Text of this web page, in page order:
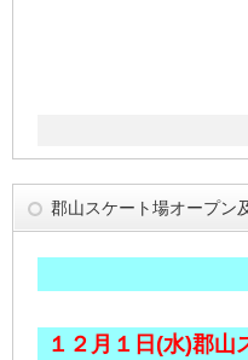
郡山スケート場オープン
１２月１日(水)郡山